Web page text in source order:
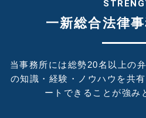
一新総合法律
当事務所には総勢20名以上の
の知識・経験・ノウハウを共
ートできることが強み